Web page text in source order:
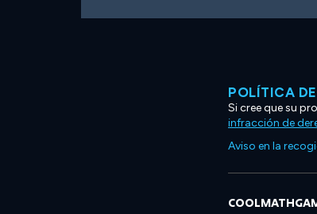
POLÍTICA
Si cree que su
infracción de
Aviso en la